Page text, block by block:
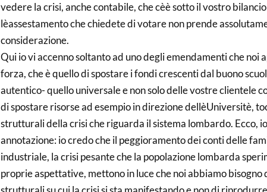
vedere la crisi, anche contabile, che cèè sotto il vostro
lèassestamento che chiedete di votare non prende
considerazione.
Qui io vi accenno soltanto ad uno degli emendamenti che noi
forza, che è quello di spostare i fondi crescenti dal buono
autentico- quello universale e non solo delle vostre clientele
di spostare risorse ad esempio in direzione dellèUniversitè,
strutturali della crisi che riguarda il sistema lombardo. Ecco,
annotazione: io credo che il peggioramento dei conti delle
industriale, la crisi pesante che la popolazione lombarda
proprie aspettative, mettono in luce che noi abbiamo bisogno